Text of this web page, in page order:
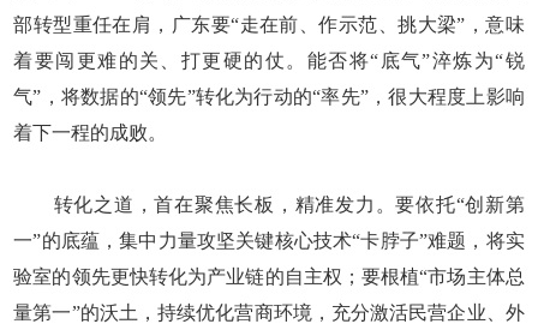
部转型重任在肩，广东要“走在前、作示范、挑大梁”，意味
着要闯更难的关、打更硬的仗。能否将“底气”淬炼为“锐
气”，将数据的“领先”转化为行动的“率先”，很大程度上影响
着下一程的成败。
转化之道，首在聚焦长板，精准发力。要依托“创新第
一”的底蕴，集中力量攻坚关键核心技术“卡脖子”难题，将实
验室的领先更快转化为产业链的自主权；要根植“市场主体总
量第一”的沃土，持续优化营商环境，充分激活民营企业、外